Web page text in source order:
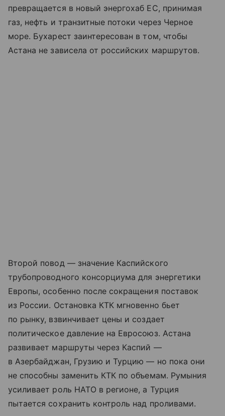
превращается в новый энергохаб ЕС, принимая
газ, нефть и транзитные потоки через Черное
море. Бухарест заинтересован в том, чтобы
Астана не зависела от российских маршрутов.
Второй повод — значение Каспийского
трубопроводного консорциума для энергетики
Европы, особенно после сокращения поставок
из России. Остановка КТК мгновенно бьет
по рынку, взвинчивает цены и создает
политическое давление на Евросоюз. Астана
развивает маршруты через Каспий —
в Азербайджан, Грузию и Турцию — но пока они
не способны заменить КТК по объемам. Румыния
усиливает роль НАТО в регионе, а Турция
пытается сохранить контроль над проливами.